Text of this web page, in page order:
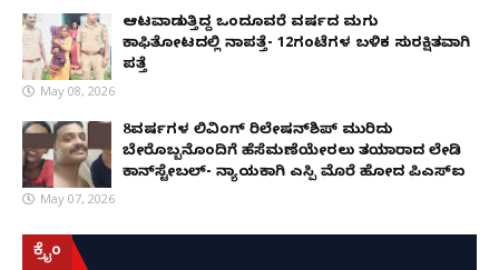
ಆಟವಾಡುತ್ತಿದ್ದ ಒಂದೂವರೆ ವರ್ಷದ ಮಗು
ಕಾಫಿತೋಟದಲ್ಲಿ ನಾಪತ್ತೆ- 12ಗಂಟೆಗಳ ಬಳಿಕ ಸುರಕ್ಷಿತವಾಗಿ
ಪತ್ತೆ
May 08, 2026
8ವರ್ಷಗಳ ಲಿವಿಂಗ್‌ ರಿಲೇಷನ್‌ಶಿಪ್ ಮುರಿದು
ಬೇರೊಬ್ಬನೊಂದಿಗೆ ಹೆಸೆಮಣೆಯೇರಲು ತಯಾರಾದ ಲೇಡಿ
ಕಾನ್‌ಸ್ಟೇಬಲ್- ನ್ಯಾಯಕ್ಕಾಗಿ ಎಸ್ಪಿ ಮೊರೆ ಹೋದ ಪಿಎಸ್ಐ
May 07, 2026
ಕ್ರೈಂ